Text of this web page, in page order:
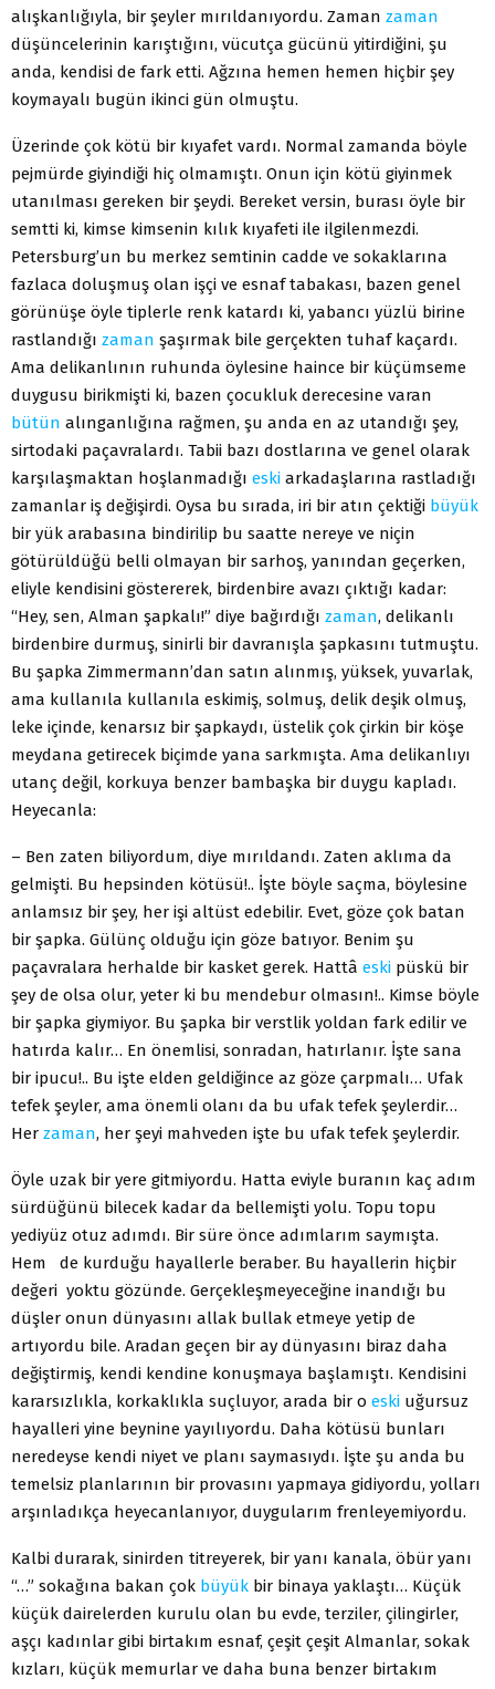
alışkanlığıyla, bir şeyler mırıldanıyordu. Zaman zaman
düşüncelerinin karıştığını, vücutça gücünü yitirdiğini, şu
anda, kendisi de fark etti. Ağzına hemen hemen hiçbir şey
koymayalı bugün ikinci gün olmuştu.
Üzerinde çok kötü bir kıyafet vardı. Normal zamanda böyle
pejmürde giyindiği hiç olmamıştı. Onun için kötü giyinmek
utanılması gereken bir şeydi. Bereket versin, burası öyle bir
semtti ki, kimse kimsenin kılık kıyafeti ile ilgilenmezdi.
Petersburg’un bu merkez semtinin cadde ve sokaklarına
fazlaca doluşmuş olan işçi ve esnaf tabakası, bazen genel
görünüşe öyle tiplerle renk katardı ki, yabancı yüzlü birine
rastlandığı zaman şaşırmak bile gerçekten tuhaf kaçardı.
Ama delikanlının ruhunda öylesine haince bir küçümseme
duygusu birikmişti ki, bazen çocukluk derecesine varan
bütün alınganlığına rağmen, şu anda en az utandığı şey,
sirtodaki paçavralardı. Tabii bazı dostlarına ve genel olarak
karşılaşmaktan hoşlanmadığı eski arkadaşlarına rastladığı
zamanlar iş değişirdi. Oysa bu sırada, iri bir atın çektiği büyük
bir yük arabasına bindirilip bu saatte nereye ve niçin
götürüldüğü belli olmayan bir sarhoş, yanından geçerken,
eliyle kendisini göstererek, birdenbire avazı çıktığı kadar:
“Hey, sen, Alman şapkalı!” diye bağırdığı zaman, delikanlı
birdenbire durmuş, sinirli bir davranışla şapkasını tutmuştu.
Bu şapka Zimmermann’dan satın alınmış, yüksek, yuvarlak,
ama kullanıla kullanıla eskimiş, solmuş, delik deşik olmuş,
leke içinde, kenarsız bir şapkaydı, üstelik çok çirkin bir köşe
meydana getirecek biçimde yana sarkmışta. Ama delikanlıyı
utanç değil, korkuya benzer bambaşka bir duygu kapladı.
Heyecanla:
– Ben zaten biliyordum, diye mırıldandı. Zaten aklıma da
gelmişti. Bu hepsinden kötüsü!.. İşte böyle saçma, böylesine
anlamsız bir şey, her işi altüst edebilir. Evet, göze çok batan
bir şapka. Gülünç olduğu için göze batıyor. Benim şu
paçavralara herhalde bir kasket gerek. Hattâ eski püskü bir
şey de olsa olur, yeter ki bu mendebur olmasın!.. Kimse böyle
bir şapka giymiyor. Bu şapka bir verstlik yoldan fark edilir ve
hatırda kalır… En önemlisi, sonradan, hatırlanır. İşte sana
bir ipucu!.. Bu işte elden geldiğince az göze çarpmalı… Ufak
tefek şeyler, ama önemli olanı da bu ufak tefek şeylerdir…
Her zaman, her şeyi mahveden işte bu ufak tefek şeylerdir.
Öyle uzak bir yere gitmiyordu. Hatta eviyle buranın kaç adım
sürdüğünü bilecek kadar da bellemişti yolu. Topu topu
yediyüz otuz adımdı. Bir süre önce adımlarım saymışta.
Hem de kurduğu hayallerle beraber. Bu hayallerin hiçbir
değeri yoktu gözünde. Gerçekleşmeyeceğine inandığı bu
düşler onun dünyasını allak bullak etmeye yetip de
artıyordu bile. Aradan geçen bir ay dünyasını biraz daha
değiştirmiş, kendi kendine konuşmaya başlamıştı. Kendisini
kararsızlıkla, korkaklıkla suçluyor, arada bir o eski uğursuz
hayalleri yine beynine yayılıyordu. Daha kötüsü bunları
neredeyse kendi niyet ve planı saymasıydı. İşte şu anda bu
temelsiz planlarının bir provasını yapmaya gidiyordu, yolları
arşınladıkça heyecanlanıyor, duygularım frenleyemiyordu.
Kalbi durarak, sinirden titreyerek, bir yanı kanala, öbür yanı
“…” sokağına bakan çok büyük bir binaya yaklaştı… Küçük
küçük dairelerden kurulu olan bu evde, terziler, çilingirler,
aşçı kadınlar gibi birtakım esnaf, çeşit çeşit Almanlar, sokak
kızları, küçük memurlar ve daha buna benzer birtakım